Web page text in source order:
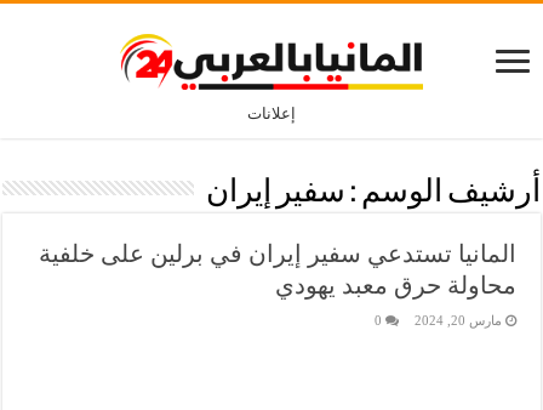
إعلانات
أرشيف الوسم : سفير إيران
المانيا تستدعي سفير إيران في برلين على خلفية
محاولة حرق معبد يهودي
مارس 20, 2024 0